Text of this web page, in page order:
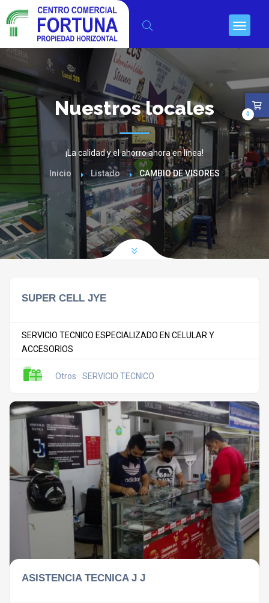
Nuestros locales
¡La calidad y el ahorro ahora en línea!
Inicio Listado CAMBIO DE VISORES
SUPER CELL JYE
SERVICIO TECNICO ESPECIALIZADO EN CELULAR Y
ACCESORIOS
Otros SERVICIO TECNICO
ASISTENCIA TECNICA J J
0